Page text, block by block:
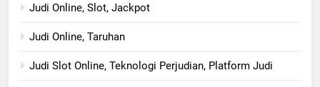
Judi Online, Slot, Jackpot
Judi Online, Taruhan
Judi Slot Online, Teknologi Perjudian, Platform Judi